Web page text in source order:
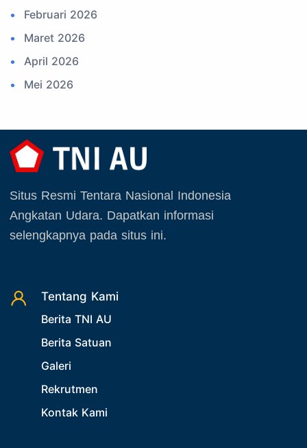
21. Latihan TNI AU
22. Latihan TNI
23. Operasi TNI
24. Operasi TNI AU
25. Agenda PIA Ardhya Garini
28. Bukan Berita TNI AU
Februari 2026
Maret 2026
April 2026
Mei 2026
Juli 2026
Agustus 2026
Oktober 2025
November 2025
Situs Resmi Tentara Nasional Indonesia
Angkatan Udara. Dapatkan informasi
selengkapnya pada situs ini.
Tentang Kami
Berita TNI AU
Berita Satuan
Galeri
Rekrutmen
Kontak Kami